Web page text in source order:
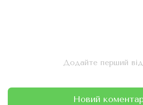
Додайте перший
Новий